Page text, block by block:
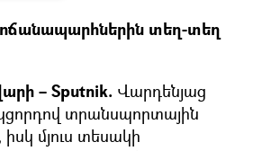
տեղ-տեղ
– Sputnik. Վարդենյաց
տրանսպորտային
մյուս տեսակի